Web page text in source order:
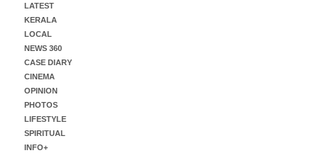
LATEST
KERALA
LOCAL
NEWS 360
CASE DIARY
CINEMA
OPINION
PHOTOS
LIFESTYLE
SPIRITUAL
INFO+